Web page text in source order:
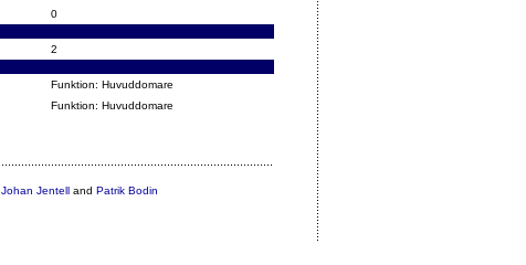
0
2
Funktion: Huvuddomare
Funktion: Huvuddomare
Johan Jentelland Patrik Bodin